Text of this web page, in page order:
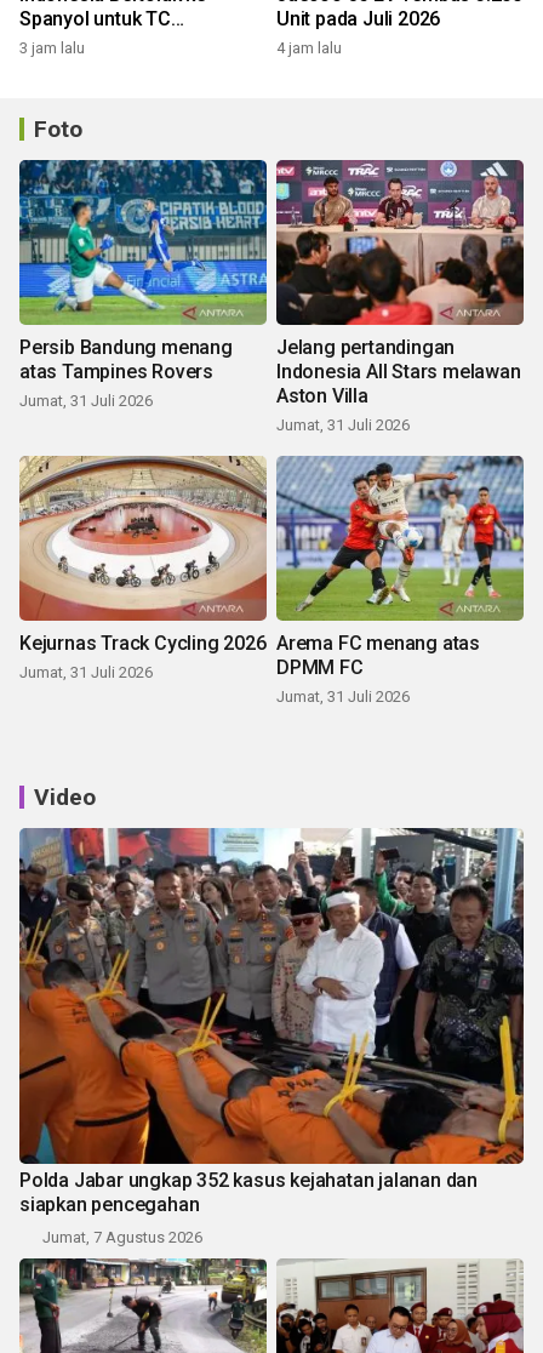
Spanyol untuk TC
Komprehensif
3 jam lalu
Unit pada Juli 2026
4 jam lalu
Foto
Persib Bandung menang
atas Tampines Rovers
Jumat, 31 Juli 2026
Jelang pertandingan
Indonesia All Stars melawan
Aston Villa
Jumat, 31 Juli 2026
Kejurnas Track Cycling 2026
Jumat, 31 Juli 2026
Arema FC menang atas
DPMM FC
Jumat, 31 Juli 2026
Video
Polda Jabar ungkap 352 kasus kejahatan jalanan dan
siapkan pencegahan
Jumat, 7 Agustus 2026